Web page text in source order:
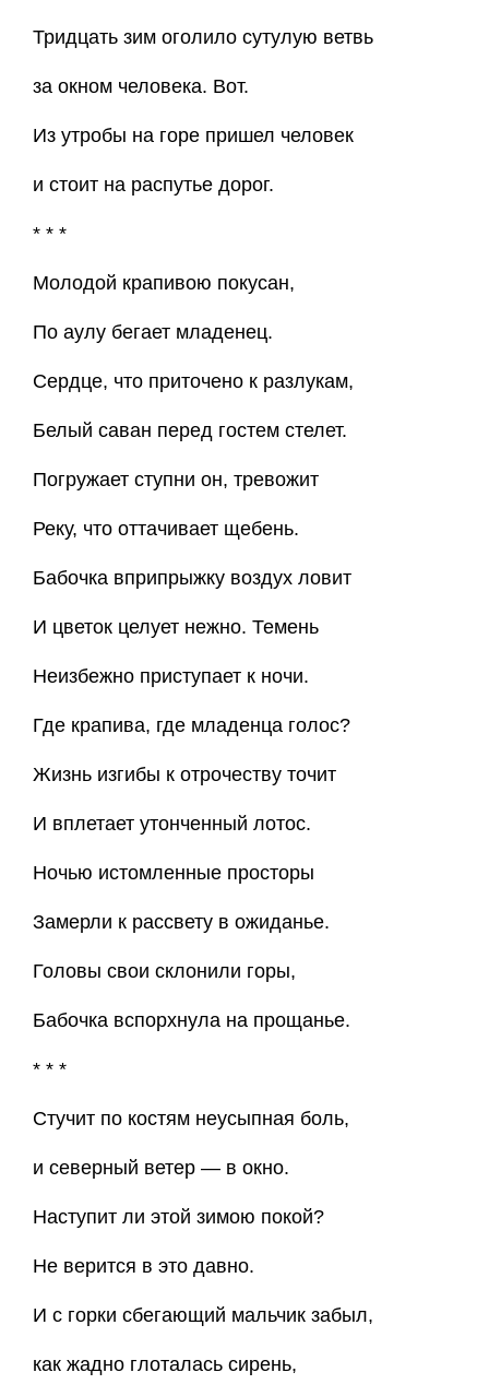
Тридцать зим оголило сутулую ветвь
за окном человека. Вот.
Из утробы на горе пришел человек
и стоит на распутье дорог.
* * *
Молодой крапивою покусан,
По аулу бегает младенец.
Сердце, что приточено к разлукам,
Белый саван перед гостем стелет.
Погружает ступни он, тревожит
Реку, что оттачивает щебень.
Бабочка вприпрыжку воздух ловит
И цветок целует нежно. Темень
Неизбежно приступает к ночи.
Где крапива, где младенца голос?
Жизнь изгибы к отрочеству точит
И вплетает утонченный лотос.
Ночью истомленные просторы
Замерли к рассвету в ожиданье.
Головы свои склонили горы,
Бабочка вспорхнула на прощанье.
* * *
Стучит по костям неусыпная боль,
и северный ветер — в окно.
Наступит ли этой зимою покой?
Не верится в это давно.
И с горки сбегающий мальчик забыл,
как жадно глоталась сирень,